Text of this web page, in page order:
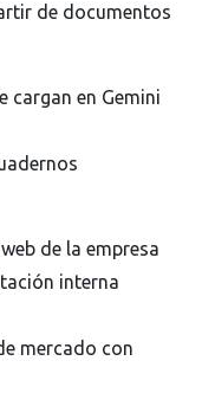
de documentos
cargan en Gemini
de la empresa
interna
mercado con